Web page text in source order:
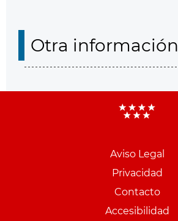
Otra información
Aviso Legal
Privacidad
Contacto
Accesibilidad